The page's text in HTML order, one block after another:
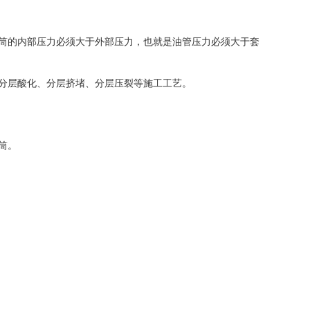
内部压力必须大于外部压力，也就是油管压力必须大于套
酸化、分层挤堵、分层压裂等施工工艺。
。